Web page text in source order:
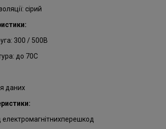
сірий
300 / 500В
до 70С
даних
електромагнітнихперешкод